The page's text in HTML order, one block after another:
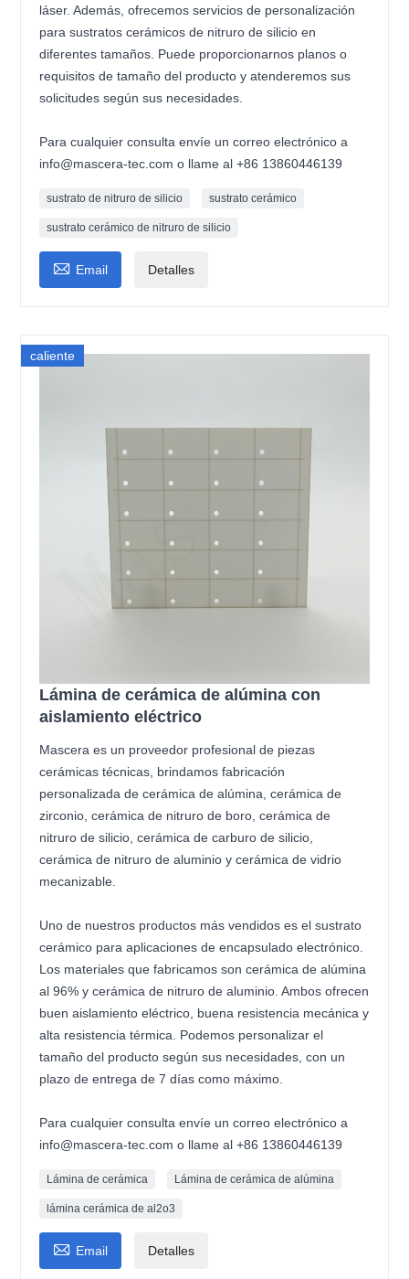
láser. Además, ofrecemos servicios de personalización
para sustratos cerámicos de nitruro de silicio en
diferentes tamaños. Puede proporcionarnos planos o
requisitos de tamaño del producto y atenderemos sus
solicitudes según sus necesidades.
Para cualquier consulta envíe un correo electrónico a
info@mascera-tec.com o llame al +86 13860446139
sustrato de nitruro de silicio sustrato cerámico
sustrato cerámico de nitruro de silicio
 Email Detalles
caliente
Lámina de cerámica de alúmina con
aislamiento eléctrico
Mascera es un proveedor profesional de piezas
cerámicas técnicas, brindamos fabricación
personalizada de cerámica de alúmina, cerámica de
zirconio, cerámica de nitruro de boro, cerámica de
nitruro de silicio, cerámica de carburo de silicio,
cerámica de nitruro de aluminio y cerámica de vidrio
mecanizable.
Uno de nuestros productos más vendidos es el sustrato
cerámico para aplicaciones de encapsulado electrónico.
Los materiales que fabricamos son cerámica de alúmina
al 96% y cerámica de nitruro de aluminio. Ambos ofrecen
buen aislamiento eléctrico, buena resistencia mecánica y
alta resistencia térmica. Podemos personalizar el
tamaño del producto según sus necesidades, con un
plazo de entrega de 7 días como máximo.
Para cualquier consulta envíe un correo electrónico a
info@mascera-tec.com o llame al +86 13860446139
Lámina de cerámica Lámina de cerámica de alúmina
lámina cerámica de al2o3
 Email Detalles